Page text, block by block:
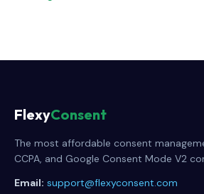
FlexyConsent
The most affordable consent
CCPA, and Google Consent Mode V2
Email: support@flexyconsent.com